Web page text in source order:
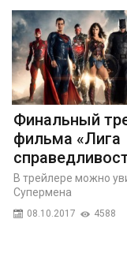
Финальный
фильма «Лига
В трейлере можно
Супермена
08.10.2017 4588